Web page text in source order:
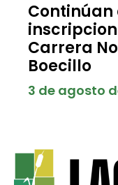
Carrera
Boecillo
3 de agosto